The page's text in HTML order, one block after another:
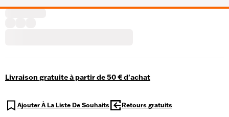
Livraison gratuite à partir de 50 € d'achat
Ajouter À La Liste De Souhaits Retours gratuits